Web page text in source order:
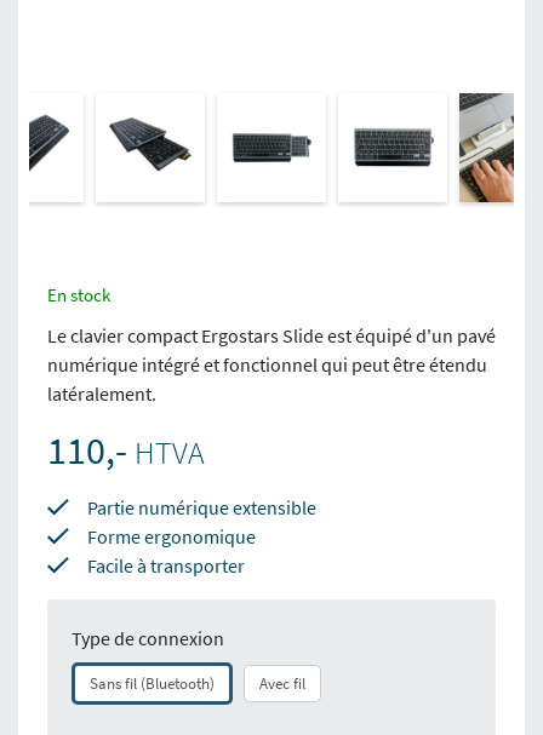
En stock
Le clavier compact Ergostars Slide est équipé d'un pavé
numérique intégré et fonctionnel qui peut être étendu
latéralement.
110,- HTVA
Partie numérique extensible
Forme ergonomique
Facile à transporter
Type de connexion
Sans fil (Bluetooth) Avec fil